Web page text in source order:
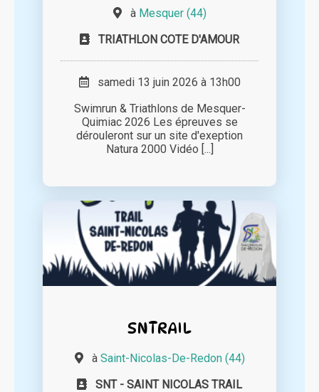
à Mesquer (44)
TRIATHLON COTE D'AMOUR
samedi 13 juin 2026 à 13h00
Swimrun & Triathlons de Mesquer-
Quimiac 2026 Les épreuves se
dérouleront sur un site d'exeption
Natura 2000 Vidéo [...]
SNTRAIL
à Saint-Nicolas-De-Redon (44)
SNT - SAINT NICOLAS TRAIL